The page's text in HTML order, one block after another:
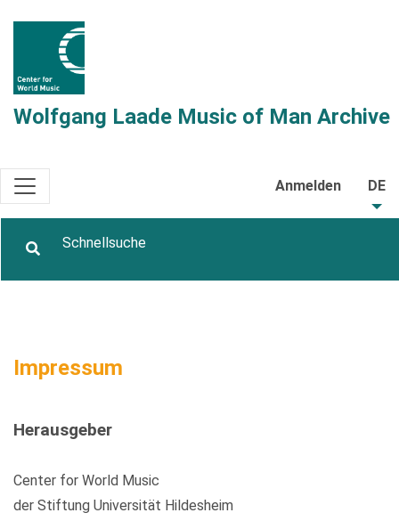
Wolfgang Laade Music of Man Archive
Anmelden DE
Impressum
Herausgeber
Center for World Music
der Stiftung Universität Hildesheim